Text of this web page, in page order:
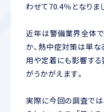
わせて70.4％となりま
近年は警備業界全体
か、熱中症対策は単な
用や定着にも影響する
がうかがえます。
実際に今回の調査で